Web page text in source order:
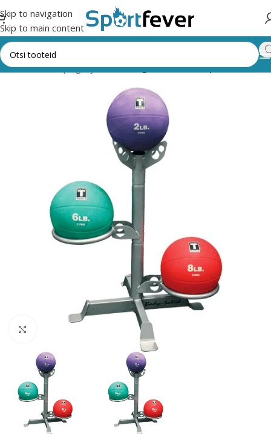
Skip to navigation
Skip to main content
masinad, pingid ja riiulid Kangide, raskuste, pallide riiulid
Suurendamiseks klõpsake